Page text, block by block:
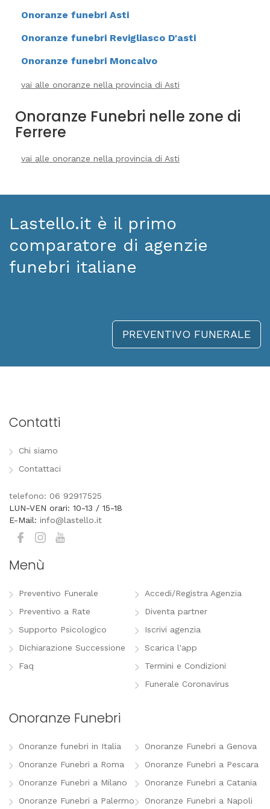
Onoranze funebri Asti
Onoranze funebri Revigliasco D'asti
Onoranze funebri Moncalvo
vai alle onoranze nella provincia di Asti
Onoranze Funebri nelle zone di
Ferrere
vai alle onoranze nella provincia di Asti
Lastello.it è il primo
comparatore di agenzie
funebri italiane
PREVENTIVO FUNERALE
Contatti
Chi siamo
Contattaci
telefono: 06 92917525
LUN-VEN orari: 10-13 / 15-18
E-Mail: info@lastello.it
Menù
Preventivo Funerale
Preventivo a Rate
Supporto Psicologico
Dichiarazione Successione
Faq
Accedi/Registra Agenzia
Diventa partner
Iscrivi agenzia
Scarica l'app
Termini e Condizioni
Funerale Coronavirus
Onoranze Funebri
Onoranze funebri in Italia
Onoranze Funebri a Roma
Onoranze Funebri a Milano
Onoranze Funebri a Palermo
Onoranze Funebri a Genova
Onoranze Funebri a Pescara
Onoranze Funebri a Catania
Onoranze Funebri a Napoli